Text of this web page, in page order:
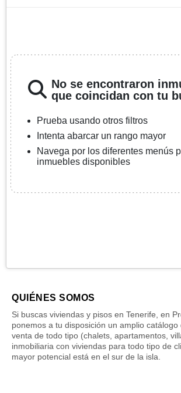
No se encontraron
que coincidan con tu
Prueba usando otros filtros
Intenta abarcar un rango mayor
Navega por los diferentes menús
inmuebles disponibles
QUIÉNES SOMOS
Si buscas viviendas y pisos en Tenerife, en
ponemos a tu disposición un amplio catálogo
venta de todo tipo (chalets, apartamentos,
inmobiliaria con viviendas para todo tipo de
mayor potencial está en el sur de la isla.